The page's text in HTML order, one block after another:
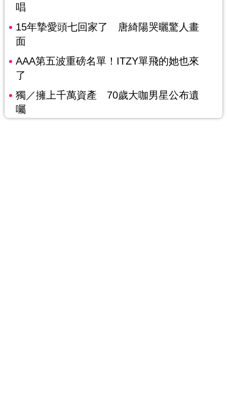
唱
15年摯愛頭七回家了 唐綺陽哭曬驚人畫
面
AAA第五波重磅名單！ITZY單飛的她也來
了
獨／擁上千萬資產 70歲大咖男星公布遺
囑